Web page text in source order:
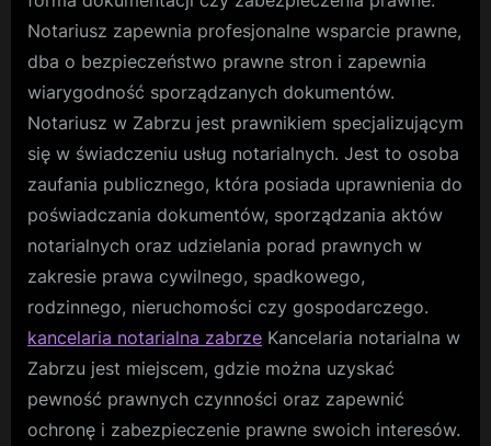
Notariusz zapewnia profesjonalne wsparcie prawne,
dba o bezpieczeństwo prawne stron i zapewnia
wiarygodność sporządzanych dokumentów.
Notariusz w Zabrzu jest prawnikiem specjalizującym
się w świadczeniu usług notarialnych. Jest to osoba
zaufania publicznego, która posiada uprawnienia do
poświadczania dokumentów, sporządzania aktów
notarialnych oraz udzielania porad prawnych w
zakresie prawa cywilnego, spadkowego,
rodzinnego, nieruchomości czy gospodarczego.
kancelaria notarialna zabrze Kancelaria notarialna w
Zabrzu jest miejscem, gdzie można uzyskać
pewność prawnych czynności oraz zapewnić
ochronę i zabezpieczenie prawne swoich interesów.